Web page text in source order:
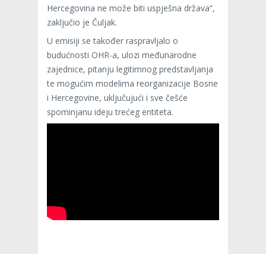
Hercegovina ne može biti uspješna država“,
zaključio je Čuljak.
U emisiji se također raspravljalo o
budućnosti OHR-a, ulozi međunarodne
zajednice, pitanju legitimnog predstavljanja
te mogućim modelima reorganizacije Bosne
i Hercegovine, uključujući i sve češće
spominjanu ideju trećeg entiteta.